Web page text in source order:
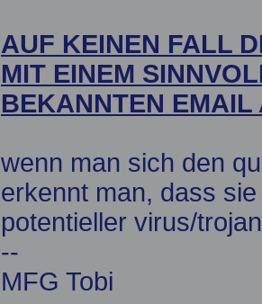
AUF KEINEN FALL
MIT EINEM
BEKANNTEN EMAIL
wenn man sich den
erkennt man, dass
potentieller virus/
--
MFG Tobi